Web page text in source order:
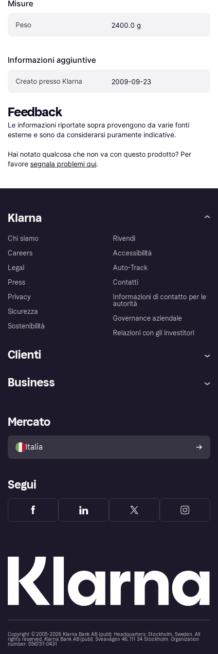
Misure
Peso 2400.0 g
Informazioni aggiuntive
Creato presso Klarna 2009-09-23
Feedback
Le informazioni riportate sopra provengono da varie fonti
esterne e sono da considerarsi puramente indicative.
Hai notato qualcosa che non va con questo prodotto? Per
favore segnala problemi qui.
Klarna
Chi siamo
Careers
Legal
Press
Privacy
Sicurezza
Sostenibilità
Rivendi
Accessibilità
Auto-Track
Contatti
Informazioni di contatto per le
autorità
Governance aziendale
Relazioni con gli investitori
Clienti
Assistenza
Esplora i negozi
Politica di protezione
dell'acquirente Klarna
Business
Accesso aziende
Mercato
Italia
Segui
Copyright © 2005-2026 Klarna Bank AB (publ). Headquarters: Stockholm, Sweden. All
rights reserved. Klarna Bank AB (publ). Sveavägen 46, 111 34 Stockholm. Organization
number: 556737-0431